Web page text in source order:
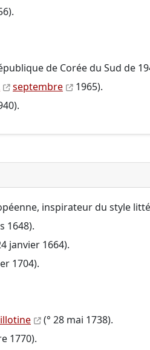
de Corée du Sud de
septembre
1965).
inspirateur du style
1648).
janvier 1664).
1704).
(° 28 mai 1738).
1770).